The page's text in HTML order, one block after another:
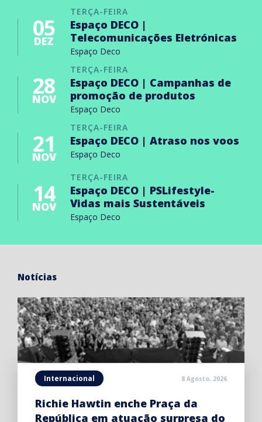
TERÇA-FEIRA
05
DEZ
Espaço DECO |
Telecomunicações Eletrónicas
Espaço Deco
TERÇA-FEIRA
28
NOV
Espaço DECO | Campanhas de
promoção de produtos
Espaço Deco
TERÇA-FEIRA
21
NOV
Espaço DECO | Atraso nos voos
Espaço Deco
TERÇA-FEIRA
14
NOV
Espaço DECO | PSLifestyle-
Vidas mais Sustentáveis
Espaço Deco
Notícias
Internacional 8 Agosto, 2026
Richie Hawtin enche Praça da
República em atuação surpresa do